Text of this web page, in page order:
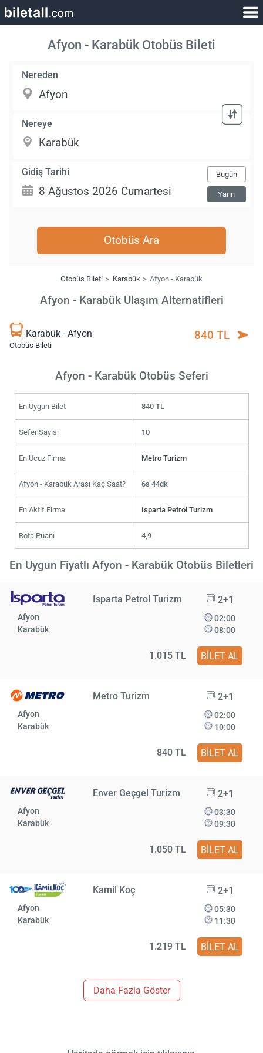
Afyon - Karabük Otobüs Bileti
Nereden
Nereye
Gidiş Tarihi Bugün
Yarın
Otobüs Ara
Otobüs Bileti Karabük Afyon - Karabük
Afyon - Karabük Ulaşım Alternatifleri
Karabük - Afyon
Otobüs Bileti
840 TL
Afyon - Karabük Otobüs Seferi
En Uygun Bilet 840 TL
Sefer Sayısı 10
En Ucuz Firma Metro Turizm
Afyon - Karabük Arası Kaç Saat? 6s 44dk
En Aktif Firma Isparta Petrol Turizm
Rota Puanı 4,9
En Uygun Fiyatlı Afyon - Karabük Otobüs Biletleri
Isparta Petrol Turizm 2+1
Afyon
Karabük
02:00
08:00
1.015 TL BİLET AL
Metro Turizm 2+1
Afyon
Karabük
02:00
10:00
840 TL BİLET AL
Enver Geçgel Turizm 2+1
Afyon
Karabük
03:30
09:30
1.050 TL BİLET AL
Kamil Koç 2+1
Afyon
Karabük
05:30
11:30
1.219 TL BİLET AL
Daha Fazla Göster